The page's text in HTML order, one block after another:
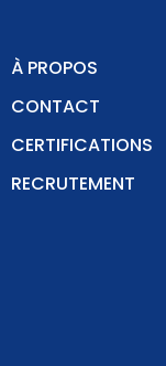
À PROPOS
CONTACT
CERTIFICATIONS
RECRUTEMENT